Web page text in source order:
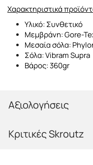
Χαρακτηριστικά
Υλικό: Συνθετικό
Μεμβράνη: Gore-
Μεσαία σόλα:
Σόλα: Vibram Supra
Βάρος: 360gr
Αξιολογήσεις
Κριτικές Skroutz